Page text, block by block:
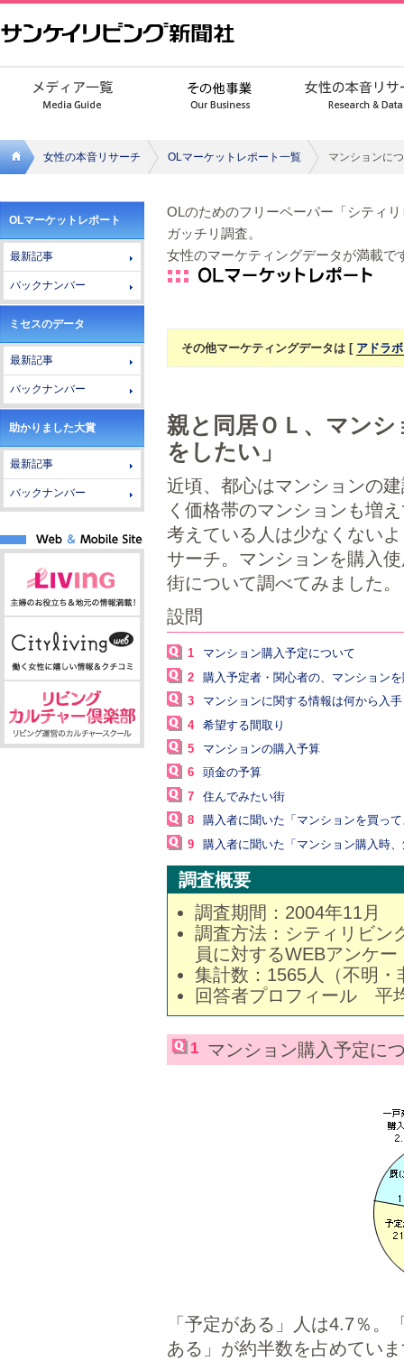
イリビ
ング新
女性の本音リサーチ OLマーケットレポート一覧 マンションに
OLマーケットレポート
最新記事
バックナンバー
ミセスのデータ
最新記事
バックナンバー
助かりました大賞
最新記事
バックナンバー
OLのためのフリーペーパー「シティ
ガッチリ調査。
女性のマーケティングデータが満載で
その他マーケティングデータは [ アドラ
親と同居ＯＬ、マン
をしたい」
近頃、都心はマンションの
く価格帯のマンションも増
考えている人は少なくない
サーチ。マンションを購入
街について調べてみました。
設問
1
マンション購入予定について
2
購入予定者・関心者の、マンション
3
マンションに関する情報は何から入
4
希望する間取り
5
マンションの購入予算
6
頭金の予算
7
住んでみたい街
8
購入者に聞いた「マンションを買っ
9
購入者に聞いた「マンション購入時
調査概要
調査期間：2004年11月
調査方法：シティリビン
員に対するWEBアンケー
集計数：1565人（不明
回答者プロフィール 平
1 マンション購入予定に
「予定がある」人は4.7％
ある」が約半数を占めてい